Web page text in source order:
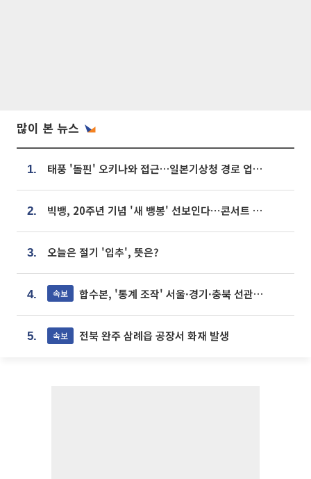
많이 본 뉴스
1. 태풍 '돌핀' 오키나와 접근…일본기상청 경로 업데이트
2. 빅뱅, 20주년 기념 '새 뱅봉' 선보인다⋯콘서트 앞두고 팝업 개최
3. 오늘은 절기 '입추', 뜻은?
4. 속보 합수본, '통계 조작' 서울·경기·충북 선관위 등 추가 압수수색
5. 속보 전북 완주 삼례읍 공장서 화재 발생